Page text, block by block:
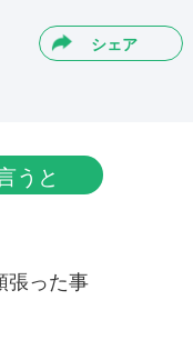
シェア
うと
張った事